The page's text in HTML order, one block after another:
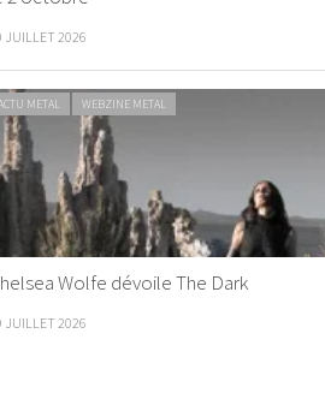
JUILLET 2026
METAL WEBZINE METAL
Wolfe dévoile The Dark
JUILLET 2026